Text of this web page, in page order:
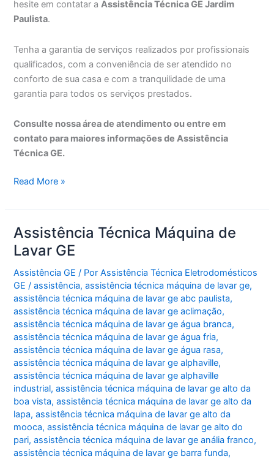
hesite em contatar aAssistência Técnica GE Jardim
Paulista.
Tenha a garantia de serviços realizados por profissionais
qualificados, com a conveniência de ser atendido no
conforto de sua casa e com a tranquilidade de uma
garantia para todos os serviços prestados.
Consulte nossa área de atendimento ou entre em
contato para maiores informações de Assistência
Técnica GE.
Assistência
GE
Jardim
Paulista
Read More »
Assistência Técnica Máquina de
Lavar GE
Assistência GE / PorAssistência Técnica Eletrodomésticos
GE /assistência,assistência técnica máquina de lavar ge,
assistência técnica máquina de lavar ge abc paulista,
assistência técnica máquina de lavar ge aclimação,
assistência técnica máquina de lavar ge água branca,
assistência técnica máquina de lavar ge água fria,
assistência técnica máquina de lavar ge água rasa,
assistência técnica máquina de lavar ge alphaville,
assistência técnica máquina de lavar ge alphaville
industrial,assistência técnica máquina de lavar ge alto da
boa vista,assistência técnica máquina de lavar ge alto da
lapa,assistência técnica máquina de lavar ge alto da
mooca,assistência técnica máquina de lavar ge alto do
pari,assistência técnica máquina de lavar ge anália franco,
assistência técnica máquina de lavar ge barra funda,